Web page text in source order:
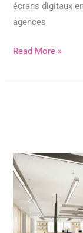
écrans digitaux
agences
Read More »
New
designs
that
are